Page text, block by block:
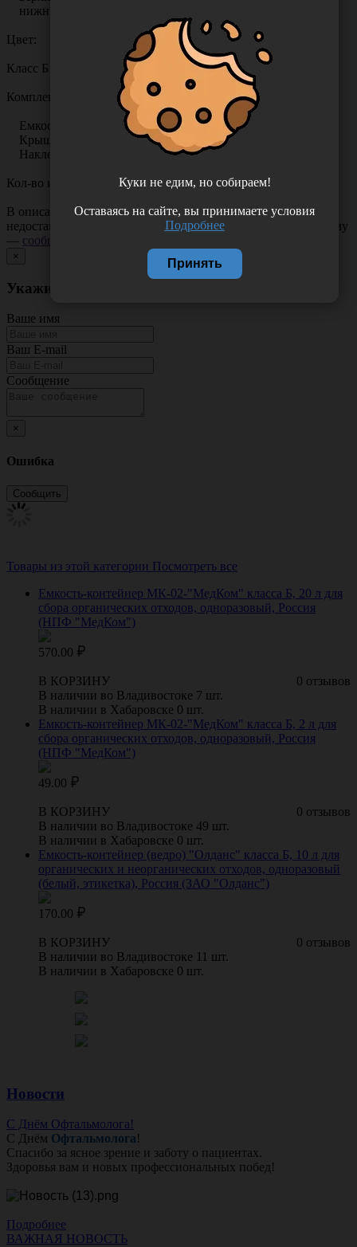
нижний диаметр - 28 см.
Цвет:
Класс Б – эпидемиологически опасные отходы.
Комплектующие:
Емкость - 1 шт.
Крышка - 1 шт.
Наклейка - 1 шт.
Кол-во изделий в упаковке: 10 шт.
В описании товара могут иметь место неточности или
недостающая информация. Если вы заметили такую проблему
— сообщите нам
×
Укажите неточность в описании товара
Ваше имя
Ваш E-mail
Сообщение
×
Ошибка
Товары из этой категории Посмотреть все
Емкость-контейнер МК-02-"МедКом" класса Б, 20 л для
сбора органических отходов, одноразовый, Россия
(НПФ "МедКом")
570.00
0 отзывов
В КОРЗИНУ
В наличии во Владивостоке 7 шт.
В наличии в Хабаровске 0 шт.
Емкость-контейнер МК-02-"МедКом" класса Б, 2 л для
сбора органических отходов, одноразовый, Россия
(НПФ "МедКом")
49.00
0 отзывов
В КОРЗИНУ
В наличии во Владивостоке 49 шт.
В наличии в Хабаровске 0 шт.
Емкость-контейнер (ведро) "Олданс" класса Б, 10 л для
органических и неорганических отходов, одноразовый
(белый, этикетка), Россия (ЗАО "Олданс")
170.00
0 отзывов
В КОРЗИНУ
В наличии во Владивостоке 11 шт.
В наличии в Хабаровске 0 шт.
Новости
С Днём Офтальмолога!
С Днём Офтальмолога!
Спасибо за ясное зрение и заботу о пациентах.
Здоровья вам и новых профессиональных побед!
Подробнее
ВАЖНАЯ НОВОСТЬ
Куки не едим, но собираем!
Оставаясь на сайте, вы принимаете условия
Подробнее
Принять